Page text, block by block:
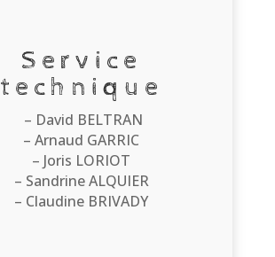
Service
technique
– David BELTRAN
– Arnaud GARRIC
– Joris LORIOT
– Sandrine ALQUIER
– Claudine BRIVADY